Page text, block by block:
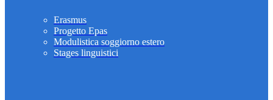
Erasmus
Progetto Epas
Modulistica soggiorno estero
Stages linguistici